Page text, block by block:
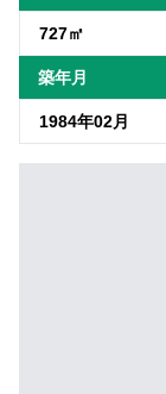
727㎡
築年月
1984年02月